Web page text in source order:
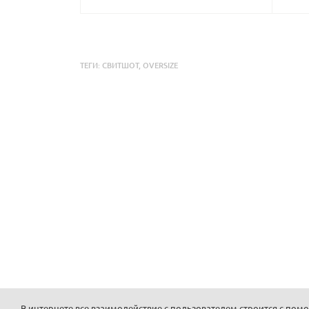
ТЕГИ: СВИТШОТ, OVERSIZE